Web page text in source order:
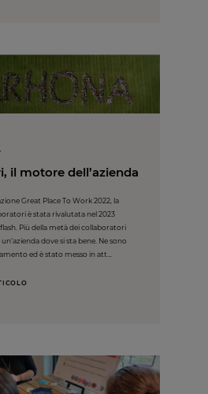
il motore dell’azienda
Great Place To Work 2022, la
è stata rivalutata nel 2023
Più della metà dei collaboratori
dove si sta bene. Ne sono
ed è stato messo in att...